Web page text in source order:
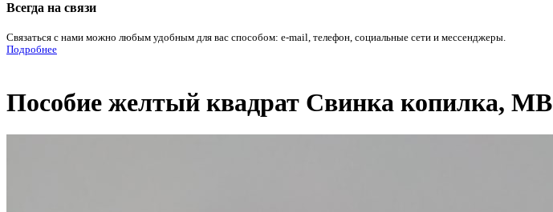
Всегда на связи
Связаться с нами можно любым удобным для вас способом: e-mail, телефон, социальные сети и мессенджеры.
Подробнее
Пособие желтый квадрат Свинка копилка, МВ